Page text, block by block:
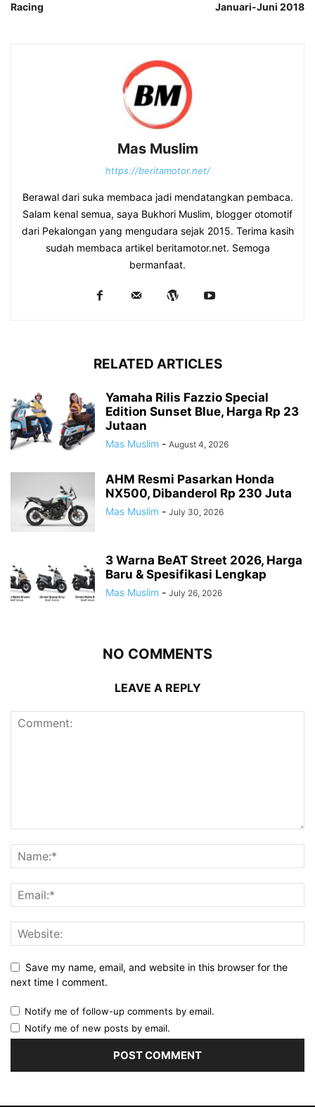
Racing
Januari-Juni 2018
Mas Muslim
https://beritamotor.net/
Berawal dari suka membaca jadi mendatangkan pembaca.
Salam kenal semua, saya Bukhori Muslim, blogger otomotif
dari Pekalongan yang mengudara sejak 2015. Terima kasih
sudah membaca artikel beritamotor.net. Semoga
bermanfaat.
RELATED ARTICLES
Yamaha Rilis Fazzio Special
Edition Sunset Blue, Harga Rp 23
Jutaan
Mas Muslim - August 4, 2026
AHM Resmi Pasarkan Honda
NX500, Dibanderol Rp 230 Juta
Mas Muslim - July 30, 2026
3 Warna BeAT Street 2026, Harga
Baru & Spesifikasi Lengkap
Mas Muslim - July 26, 2026
NO COMMENTS
LEAVE A REPLY
Save my name, email, and website in this browser for the
next time I comment.
Notify me of follow-up comments by email.
Notify me of new posts by email.